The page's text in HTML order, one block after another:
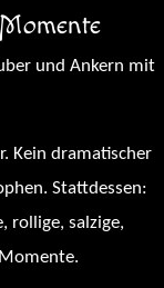
und Ankern mit
Kein dramatischer
Stattdessen:
rollige, salzige,